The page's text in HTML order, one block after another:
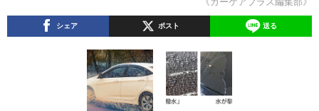
シェア ポスト 送る